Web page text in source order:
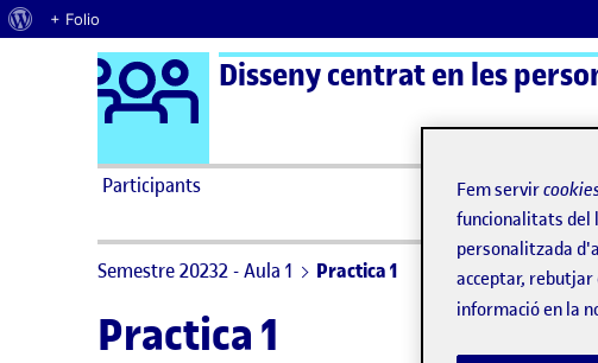
Quant al WordPress
+ Folio
Saltar al contingut Logo Ágora
Disseny centrat en les
Participants
Semestre 20232 - Aula 1 Practica 1
Practica 1
Fem servir
funcionalitats del
personalitzada
acceptar,
informació en la